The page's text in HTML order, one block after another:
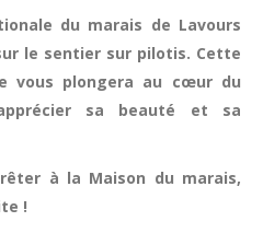
du marais de Lavours
le sentier sur pilotis. Cette
vous plongera au cœur du
sa beauté et sa
à la Maison du marais,
!